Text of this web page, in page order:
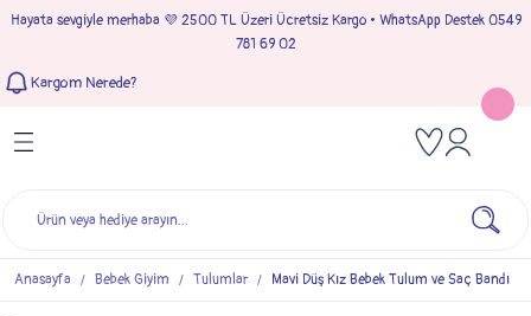
Hayata sevgiyle merhaba 💜 2500 TL Üzeri Ücretsiz Kargo • WhatsApp Destek 0549
781 69 02
Kargom Nerede?
Geri Dön
Geri Dön
Geri Dön
Geri Dön
Anasayfa Bebek Giyim Tulumlar Mavi Düş Kız Bebek Tulum ve Saç Bandı